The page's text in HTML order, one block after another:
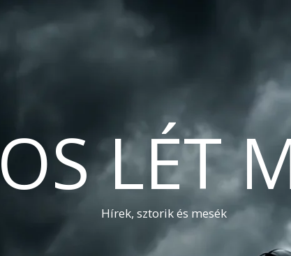
LÉT
Hírek, sztorik és mesék